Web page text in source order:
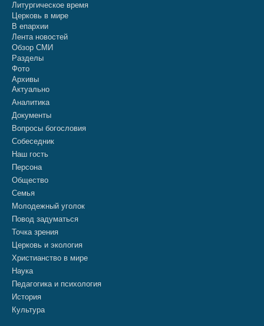
Литургическое время
Церковь в мире
В епархии
Лента новостей
Обзор СМИ
Разделы
Фото
Архивы
Актуально
Аналитика
Документы
Вопросы богословия
Собеседник
Наш гость
Персона
Общество
Семья
Молодежный уголок
Повод задуматься
Точка зрения
Церковь и экология
Христианство в мире
Наука
Педагогика и психология
История
Культура